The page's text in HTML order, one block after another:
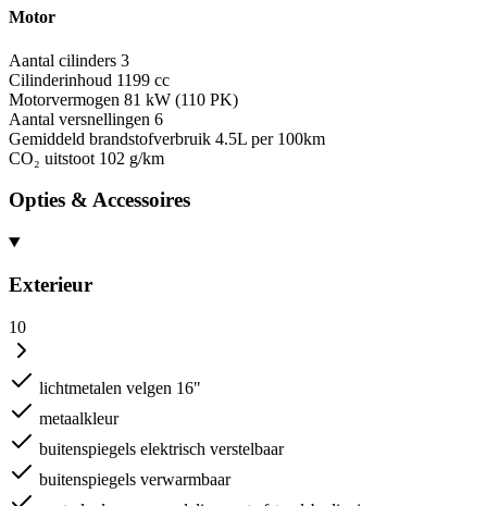
Motor
Aantal cilinders 3
Cilinderinhoud 1199 cc
Motorvermogen 81 kW (110 PK)
Aantal versnellingen 6
Gemiddeld brandstofverbruik 4.5L per 100km
CO₂ uitstoot 102 g/km
Opties & Accessoires
Exterieur
10
lichtmetalen velgen 16"
metaalkleur
buitenspiegels elektrisch verstelbaar
buitenspiegels verwarmbaar